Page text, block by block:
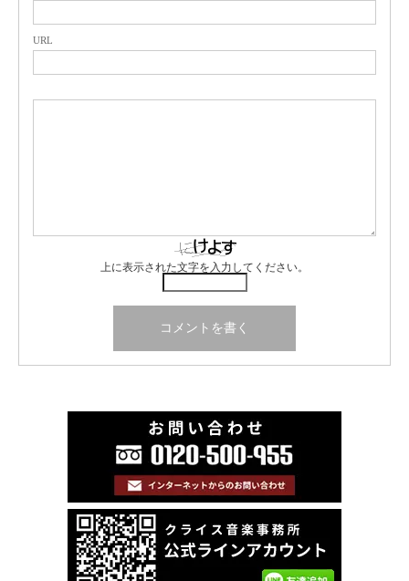
URL
上に表示された文字を入力してください。